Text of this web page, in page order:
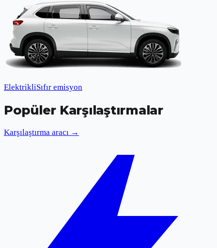
ElektrikliSıfır emisyon
Popüler Karşılaştırmalar
Karşılaştırma aracı →